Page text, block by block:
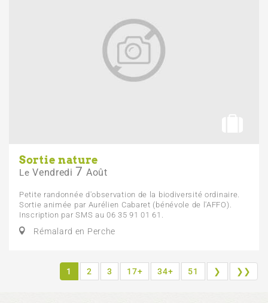
Sortie nature
Le Vendredi 7 Août
Petite randonnée d'observation de la biodiversité ordinaire.
Sortie animée par Aurélien Cabaret (bénévole de l'AFFO).
Inscription par SMS au 06 35 91 01 61.
Rémalard en Perche
1 2 3 17+ 34+ 51 ❯ ❯❯